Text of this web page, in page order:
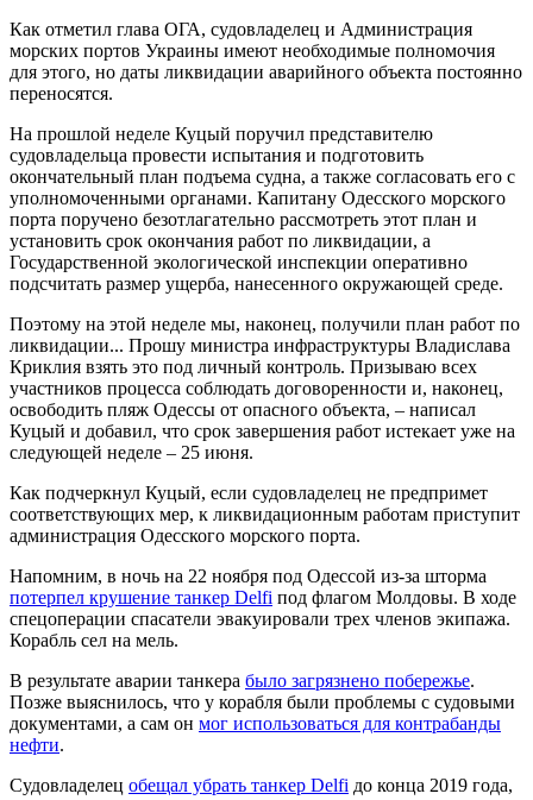
Как отметил глава ОГА, судовладелец и Администрация
морских портов Украины имеют необходимые полномочия
для этого, но даты ликвидации аварийного объекта постоянно
переносятся.
На прошлой неделе Куцый поручил представителю
судовладельца провести испытания и подготовить
окончательный план подъема судна, а также согласовать его с
уполномоченными органами. Капитану Одесского морского
порта поручено безотлагательно рассмотреть этот план и
установить срок окончания работ по ликвидации, а
Государственной экологической инспекции оперативно
подсчитать размер ущерба, нанесенного окружающей среде.
Поэтому на этой неделе мы, наконец, получили план работ по
ликвидации... Прошу министра инфраструктуры Владислава
Криклия взять это под личный контроль. Призываю всех
участников процесса соблюдать договоренности и, наконец,
освободить пляж Одессы от опасного объекта, – написал
Куцый и добавил, что срок завершения работ истекает уже на
следующей неделе – 25 июня.
Как подчеркнул Куцый, если судовладелец не предпримет
соответствующих мер, к ликвидационным работам приступит
администрация Одесского морского порта.
Напомним, в ночь на 22 ноября под Одессой из-за шторма
потерпел крушение танкер Delfi под флагом Молдовы. В ходе
спецоперации спасатели эвакуировали трех членов экипажа.
Корабль сел на мель.
В результате аварии танкера было загрязнено побережье.
Позже выяснилось, что у корабля были проблемы с судовыми
документами, а сам он мог использоваться для контрабанды
нефти.
Судовладелец обещал убрать танкер Delfi до конца 2019 года,